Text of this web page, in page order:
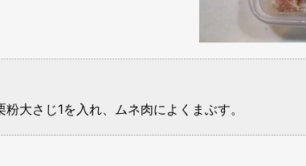
大さじ1を入れ、ムネ肉によくまぶす。